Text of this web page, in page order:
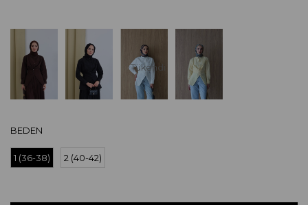
Tükendi
BEDEN
1 (36-38) 2 (40-42)